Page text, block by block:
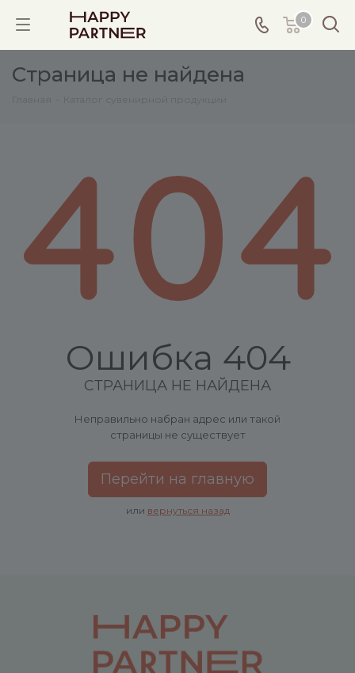
0
Страница не найдена
Ошибка 404
СТРАНИЦА НЕ НАЙДЕНА
Неправильно набран адрес или такой
страницы не существует
Перейти на главную
или вернуться назад